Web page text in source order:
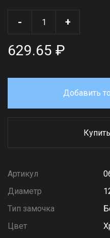
- +
629.65 ₽
Добавить
Артикул
Диаметр
Тип замочка
Цвет